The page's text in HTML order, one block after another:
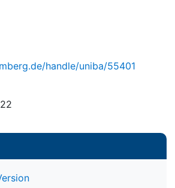
handle/uniba/55401